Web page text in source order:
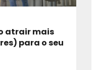
atrair mais
para o seu